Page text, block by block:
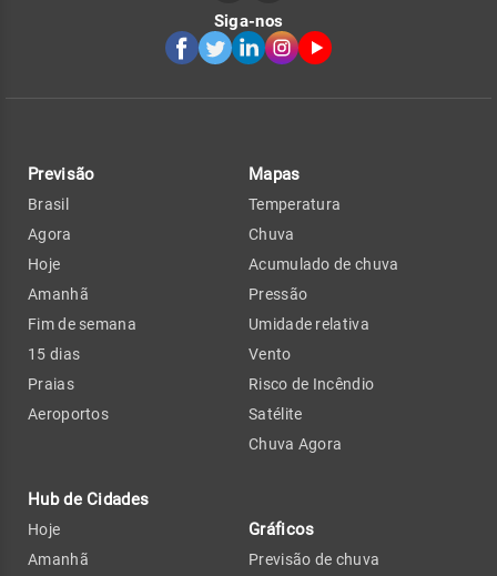
Siga-nos
Previsão
Brasil
Agora
Hoje
Amanhã
Fim de semana
15 dias
Praias
Aeroportos
Hub de Cidades
Hoje
Amanhã
Mapas
Temperatura
Chuva
Acumulado de chuva
Pressão
Umidade relativa
Vento
Risco de Incêndio
Satélite
Chuva Agora
Gráficos
Previsão de chuva